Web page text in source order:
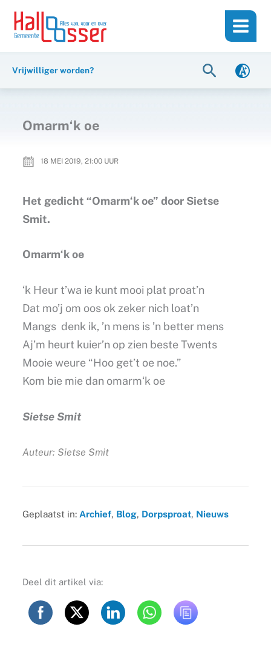
inhoud
naar
Vrijwilliger worden? Zoeken
Omarm‘k oe
18 MEI 2019, 21:00UUR
Het gedicht “Omarm‘k oe” door Sietse
Smit.
Omarm‘k oe
‘k Heur t’wa ie kunt mooi plat proat’n
Dat mo’j om oos ok zeker nich loat’n
Mangs denk ik, ’n mens is ’n better mens
Aj’m heurt kuier’n op zien beste Twents
Mooie weure “Hoo get’t oe noe.”
Kom bie mie dan omarm‘k oe
Sietse Smit
Auteur: Sietse Smit
Geplaatst in: Archief, Blog, Dorpsproat, Nieuws
Deel dit artikel via: